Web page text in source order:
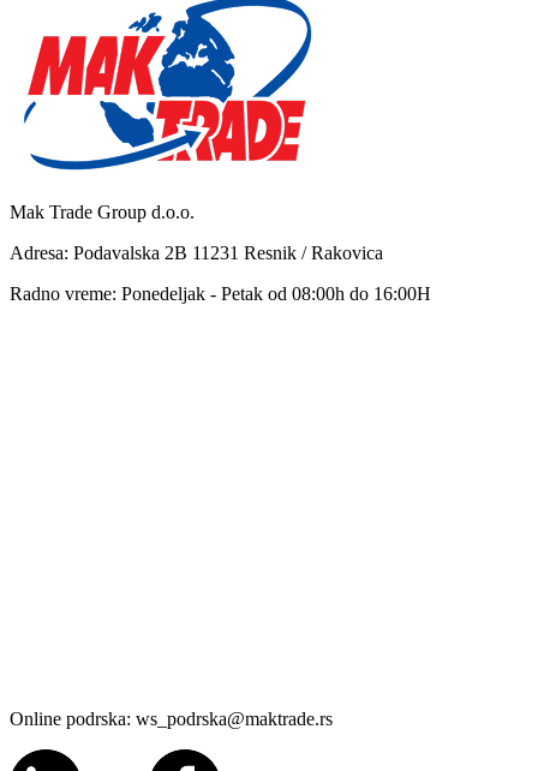
Mak Trade Group d.o.o.
Adresa: Podavalska 2B 11231 Resnik / Rakovica
Radno vreme: Ponedeljak - Petak od 08:00h do 16:00H
Online podrska: ws_podrska@maktrade.rs